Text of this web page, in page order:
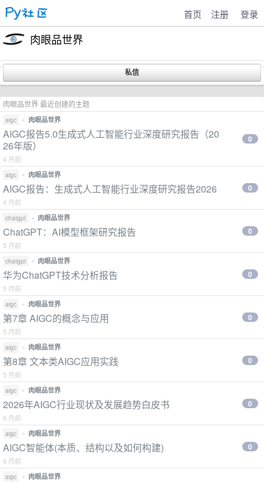
首页 注册 登录
肉眼品世界
肉眼品世界 最近创建的主题
aigc • 肉眼品世界
AIGC报告5.0生成式人工智能行业深度研究报告（20
26年版）
4 月前
0
aigc • 肉眼品世界
AIGC报告：生成式人工智能行业深度研究报告2026
4 月前
0
chatgpt • 肉眼品世界
ChatGPT：AI模型框架研究报告
5 月前
0
chatgpt • 肉眼品世界
华为ChatGPT技术分析报告
5 月前
0
aigc • 肉眼品世界
第7章 AIGC的概念与应用
5 月前
0
aigc • 肉眼品世界
第8章 文本类AIGC应用实践
5 月前
0
aigc • 肉眼品世界
2026年AIGC行业现状及发展趋势白皮书
6 月前
0
aigc • 肉眼品世界
AIGC智能体(本质、结构以及如何构建)
6 月前
0
aigc • 肉眼品世界